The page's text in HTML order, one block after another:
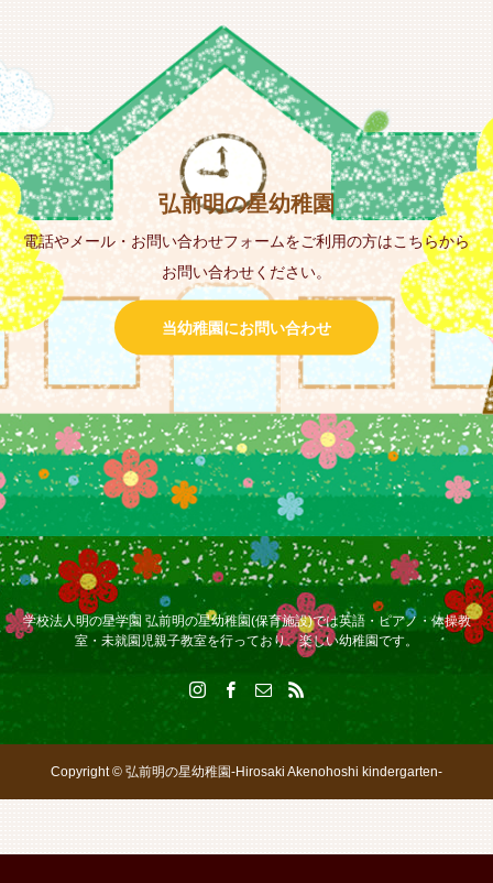
弘前明の星幼稚園
電話やメール・お問い合わせフォームをご利用の方はこちらから
お問い合わせください。
当幼稚園にお問い合わせ
学校法人明の星学園 弘前明の星幼稚園(保育施設)では英語・ピアノ・体操教
室・未就園児親子教室を行っており、楽しい幼稚園です。
Copyright © 弘前明の星幼稚園-Hirosaki Akenohoshi kindergarten-